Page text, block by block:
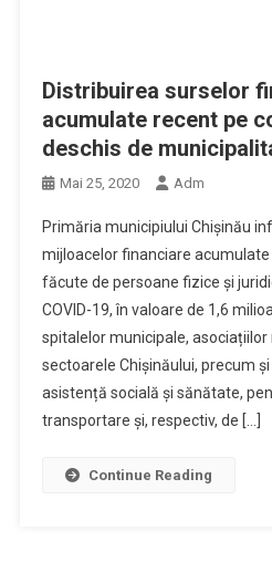
Distribuirea surselor
acumulate recent pe
deschis de
Mai 25, 2020 Adm
Primăria municipiului Chișinău
mijloacelor financiare
făcute de persoane fizice şi
COVID-19, în valoare de 1,6
spitalelor municipale,
sectoarele Chișinăului, precum
asistență socială și sănătate,
transportare și, respectiv, de […]
Continue Reading